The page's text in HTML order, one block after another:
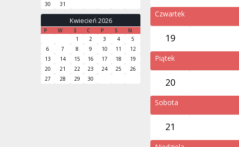
30
31
Kwiecień 2026
P W Ś C P S
N
1
2 3 4
5
6
7 8 9 10 11
12
13
14 15 16 17 18
19
20
21 22 23 24 25
26
27
28 29 30
Czwartek
19
Piątek
20
Sobota
21